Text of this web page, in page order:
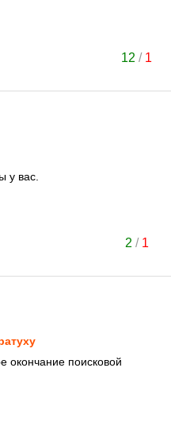
12 / 1
у вас.
2 / 1
окончание поисковой